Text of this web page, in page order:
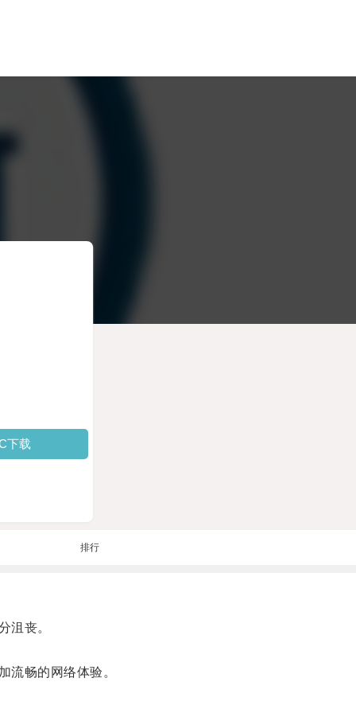
下载
排行
沮丧。
畅的网络体验。